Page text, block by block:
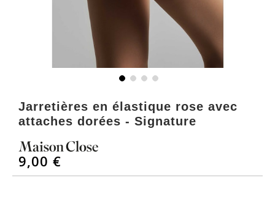
the
beginning
the
images
gallery
Jarretières en élastique rose avec
attaches dorées - Signature
9,00 €